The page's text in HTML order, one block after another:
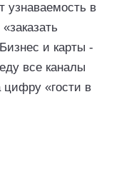
узнаваемость в
и карты -
все каналы
цифру «гости в